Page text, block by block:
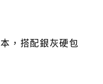
，搭配銀灰硬包